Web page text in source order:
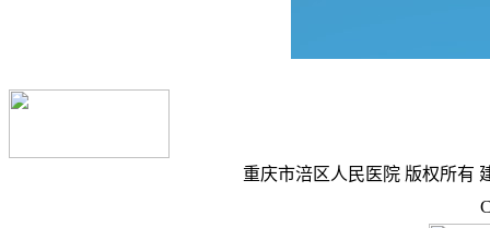
重庆市涪区人民医院 版权所有